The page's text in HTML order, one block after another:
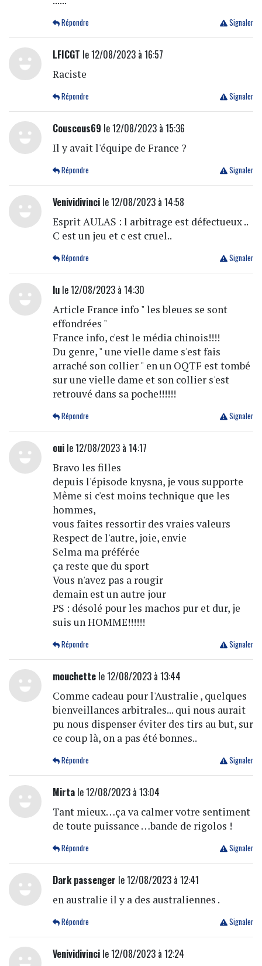
Signaler
Répondre
LFICGT le 12/08/2023 à 16:57
Raciste
Signaler
Répondre
Couscous69 le 12/08/2023 à 15:36
Il y avait l'équipe de France ?
Signaler
Répondre
Venividivincile 12/08/2023 à 14:58
Esprit AULAS : l arbitrage est défectueux ..
C est un jeu et c est cruel..
Signaler
Répondre
lule 12/08/2023 à 14:30
Article France info " les bleues se sont
effondrées "
France info, c'est le média chinois!!!!
Du genre, " une vielle dame s'est fais
arraché son collier " en un OQTF est tombé
sur une vielle dame et son collier s'est
retrouvé dans sa poche!!!!!!
Signaler
Répondre
ouile 12/08/2023 à 14:17
Bravo les filles
depuis l'épisode knysna, je vous supporte
Même si c'est moins technique que les
hommes,
vous faites ressortir des vraies valeurs
Respect de l'autre, joie, envie
Selma ma préférée
ça reste que du sport
Vous n'avez pas a rougir
demain est un autre jour
PS : désolé pour les machos pur et dur, je
suis un HOMME!!!!!!
Signaler
Répondre
mouchettele 12/08/2023 à 13:44
Comme cadeau pour l'Australie , quelques
bienveillances arbitrales... qui nous aurait
pu nous dispenser éviter des tirs au but, sur
ce coup là, on a pas été bonnes..
Signaler
Répondre
Mirtale 12/08/2023 à 13:04
Tant mieux…ça va calmer votre sentiment
de toute puissance …bande de rigolos !
Signaler
Répondre
Dark passenger le 12/08/2023 à 12:41
en australie il y a des australiennes .
Signaler
Répondre
Venividivincile 12/08/2023 à 12:24